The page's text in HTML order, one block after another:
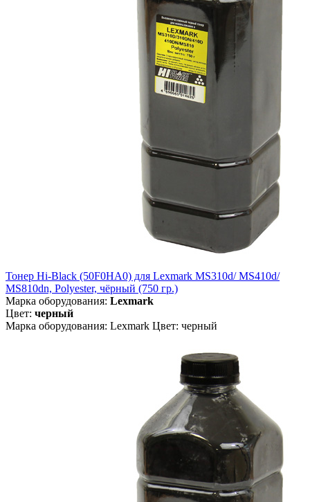
Тонер Hi-Black (50F0HA0) для Lexmark MS310d/ MS410d/
MS810dn, Polyester, чёрный (750 гр.)
Марка оборудования: Lexmark
Цвет: черный
Марка оборудования: Lexmark Цвет: черный